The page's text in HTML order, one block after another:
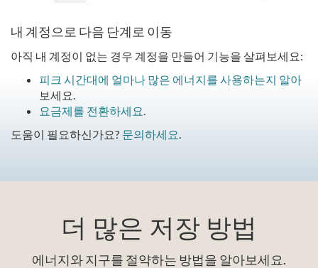
내 계정으로 다음 단계로 이동
아직 내 계정이 없는 경우 계정을 만들어 기능을 살펴보세요:
피크 시간대에 얼마나 많은 에너지를 사용하는지 알아
보세요.
요금제를 전환하세요
도움이 필요하신가요? 문의하세요
더 많은 저장 방법
에너지와 지구를 절약하는 방법을 알아보세요.